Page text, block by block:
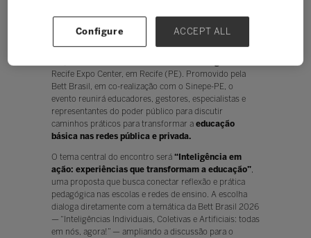
Jornada Bett, um dos principais eventos de
educação do Nordeste, já tem data para a próxima
Recife Expo Center, em Recife (PE). Promovido pela
Bett Brasil, em co-realização com o Sinepe-PE, o
evento reunirá educadores, gestores, especialistas e
representantes do poder público para discutir
caminhos práticos para transformar a educação
básica nas redes pública e privada.
O tema central do encontro será “Inteligência em
ação: experiências que transformam a educação”,
uma proposta que busca conectar reflexão e prática
pedagógica nas escolas e redes de ensino. A escolha
dialoga diretamente com a temática da Bett Brasil 2026
— “Inteligências Individuais, Coletivas e Artificiais: todas
em nós, agora!” — ampliando a discussão para o
Configure ACCEPT ALL